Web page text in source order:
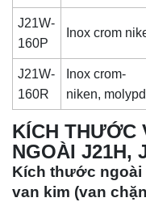
J21W-
160P
Inox crom
J21W-
160R
Inox crom-
niken,
KÍCH THƯỚC
NGOÀI J21H,
Kích thước
van kim (van